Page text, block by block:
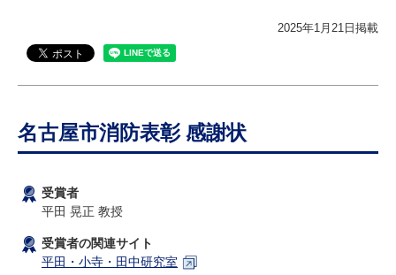
受験生
企業・研究者
2025年1月21日掲載
名古屋市消防表彰 感謝状
受賞者
平田 晃正 教授
受賞者の関連サイト
平田・小寺・田中研究室